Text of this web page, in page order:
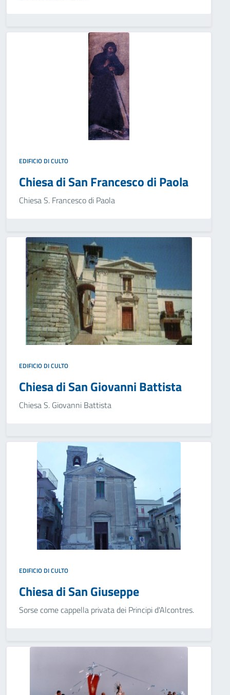
EDIFICIO DI CULTO
Chiesa di San Francesco di Paola
Chiesa S. Francesco di Paola
EDIFICIO DI CULTO
Chiesa di San Giovanni Battista
Chiesa S. Giovanni Battista
EDIFICIO DI CULTO
Chiesa di San Giuseppe
Sorse come cappella privata dei Principi d'Alcontres.